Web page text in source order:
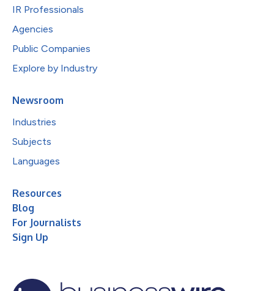
IR Professionals
Agencies
Public Companies
Explore by Industry
Newsroom
Industries
Subjects
Languages
Resources
Blog
For Journalists
Sign Up